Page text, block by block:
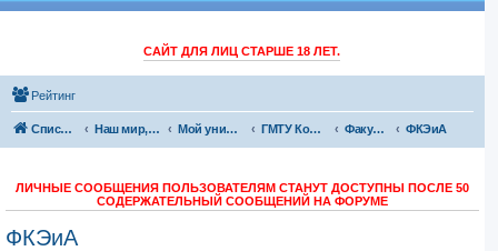
САЙТ ДЛЯ ЛИЦ СТАРШЕ 18 ЛЕТ.
Рейтинг
Список форумов Наш мир, обо всем Мой универ ГМТУ Корабелка Факультеты ФКЭиА
ЛИЧНЫЕ СООБЩЕНИЯ ПОЛЬЗОВАТЕЛЯМ СТАНУТ ДОСТУПНЫ ПОСЛЕ 50
СОДЕРЖАТЕЛЬНЫЙ СООБЩЕНИЙ НА ФОРУМЕ
ФКЭиА